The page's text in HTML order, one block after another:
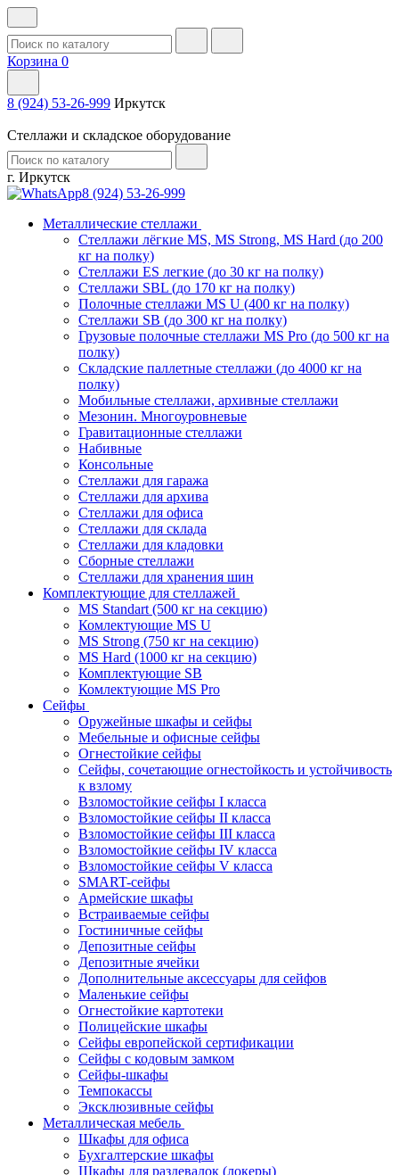
Корзина 0
8 (924) 53-26-999 Иркутск
Стеллажи и складское оборудование
г. Иркутск
8 (924) 53-26-999
Металлические стеллажи
Стеллажи лёгкие MS, MS Strong, MS Hard (до 200
кг на полку)
Стеллажи ES легкие (до 30 кг на полку)
Стеллажи SBL (до 170 кг на полку)
Полочные стеллажи MS U (400 кг на полку)
Стеллажи SB (до 300 кг на полку)
Грузовые полочные стеллажи MS Pro (до 500 кг на
полку)
Складские паллетные стеллажи (до 4000 кг на
полку)
Мобильные стеллажи, архивные стеллажи
Мезонин. Многоуровневые
Гравитационные стеллажи
Набивные
Консольные
Стеллажи для гаража
Стеллажи для архива
Стеллажи для офиса
Стеллажи для склада
Стеллажи для кладовки
Сборные стеллажи
Стеллажи для хранения шин
Комплектующие для стеллажей
MS Standart (500 кг на секцию)
Комлектующие MS U
MS Strong (750 кг на секцию)
MS Hard (1000 кг на секцию)
Комплектующие SB
Комлектующие MS Pro
Сейфы
Оружейные шкафы и сейфы
Мебельные и офисные сейфы
Огнестойкие сейфы
Сейфы, сочетающие огнестойкость и устойчивость
к взлому
Взломостойкие сейфы I класса
Взломостойкие сейфы II класса
Взломостойкие сейфы III класса
Взломостойкие сейфы IV класса
Взломостойкие сейфы V класса
SMART-сейфы
Армейские шкафы
Встраиваемые сейфы
Гостиничные сейфы
Депозитные сейфы
Депозитные ячейки
Дополнительные аксессуары для сейфов
Маленькие сейфы
Огнестойкие картотеки
Полицейские шкафы
Сейфы европейской сертификации
Сейфы с кодовым замком
Сейфы-шкафы
Темпокассы
Эксклюзивные сейфы
Металлическая мебель
Шкафы для офиса
Бухгалтерские шкафы
Шкафы для раздевалок (локеры)